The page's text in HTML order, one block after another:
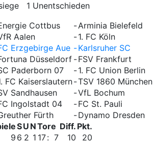
1 Unentschieden
Cottbus -Arminia Bielefeld
Aalen -1. FC Köln
Erzgebirge Aue -Karlsruher SC
Düsseldorf-FSV Frankfurt
Paderborn 07 -1. FC Union Berlin
FC Kaiserslautern-TSV 1860 München
Sandhausen -VfL Bochum
Ingolstadt 04 -FC St. Pauli
Fürth -Dynamo Dresden
SU NTore Diff. Pkt.
9 6 2 1 17: 7 10
20